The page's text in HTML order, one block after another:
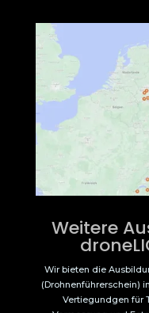
Weitere
Wir bieten die
(Drohnenführerschein)
Vertiegundgen für